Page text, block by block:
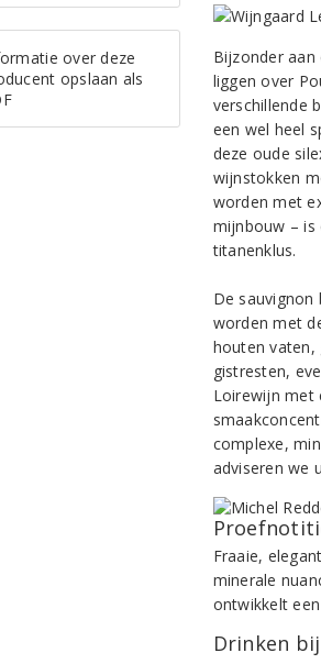
over deze
opslaan als
Bijzonder aan
liggen over
verschillende
een wel heel
deze oude
wijnstokken
worden met
mijnbouw – is
titanenklus.
De
worden met
houten vaten,
gistresten,
Loirewijn met
complexe,
adviseren we
Fraaie,
minerale
ontwikkelt
Drinken bij